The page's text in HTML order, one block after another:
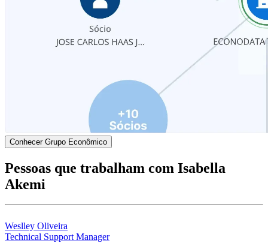
Conhecer Grupo Econômico
Pessoas que trabalham com Isabella
Akemi
Weslley Oliveira
Technical Support Manager